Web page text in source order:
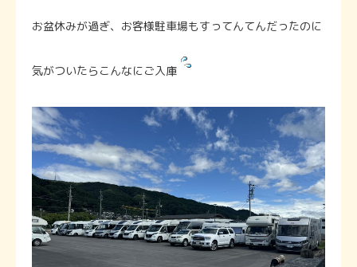
お盆休みが過ぎ、お客様駐車場もすってんてんだったのに
気がついたらこんなにご入庫